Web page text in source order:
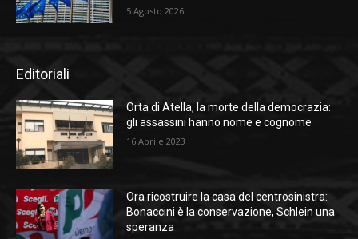
5 Agosto 2026
Editoriali
Orta di Atella, la morte della democrazia:
gli assassini hanno nome e cognome
16 Aprile 2023
Ora ricostruire la casa del centrosinistra:
Bonaccini è la conservazione, Schlein una
speranza